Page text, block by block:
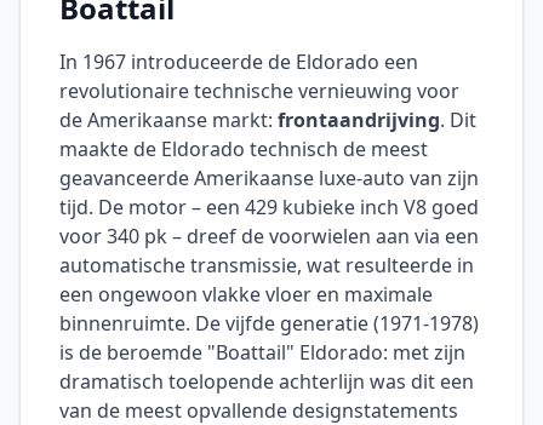
In 1967 introduceerde de Eldorado een
revolutionaire technische vernieuwing voor
de Amerikaanse markt: frontaandrijving. Dit
maakte de Eldorado technisch de meest
geavanceerde Amerikaanse luxe-auto van zijn
tijd. De motor – een 429 kubieke inch V8 goed
voor 340 pk – dreef de voorwielen aan via een
automatische transmissie, wat resulteerde in
een ongewoon vlakke vloer en maximale
binnenruimte. De vijfde generatie (1971-1978)
is de beroemde "Boattail" Eldorado: met zijn
dramatisch toelopende achterlijn was dit een
van de meest opvallende designstatements